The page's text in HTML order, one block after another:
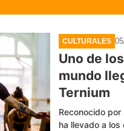
CULTURALES
Uno de
mundo
Ternium
Reconocido
ha llevado a